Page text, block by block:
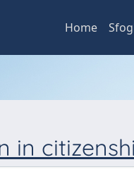
Home
in